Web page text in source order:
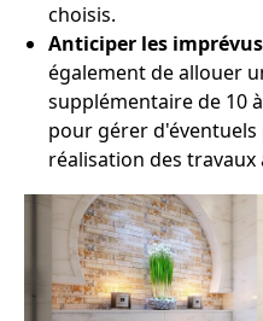
choisis.
Anticiper les
également de allouer
supplémentaire de 10
pour gérer
réalisation des travaux